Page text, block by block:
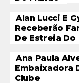
Alan Lucci E
Receberão
De Estreia Do
Ana Paula
Embaixadora
Clube